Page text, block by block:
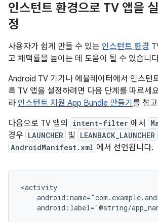
인스턴트 환경으로 TV 앱을
정
사용자가 쉽게 만들 수 있는 인스턴트 환경
고 채택률을 높이는 데 도움이 될 수 있습니
Android TV 기기나 에뮬레이터에서 인스턴
록 TV 앱을 설정하려면 다음 단계를 따르세
라 인스턴트 지원 App Bundle 만들기 를 참
다음으로 TV 앱의
intent-filter 에서
경우 LAUNCHER 및 LEANBACK_LAUNCHER
AndroidManifest.xml 에서 선언됩니다.
android:label="@string/